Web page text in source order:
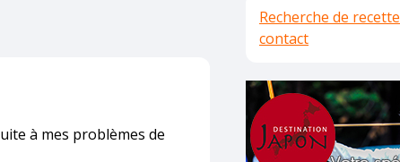
à mes problèmes de
Recherche de recette
contact